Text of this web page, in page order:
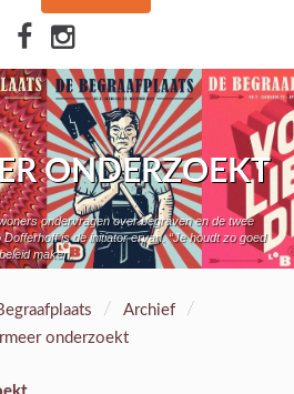
ONDERZOEKT
ondervragen over begraven en de twee
is de initiator ervan. “Je houdt zo goed
maken.
/ Archief /
onderzoekt